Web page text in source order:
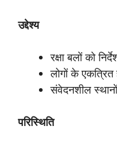
उद्देश्य
रक्षा बलों को
लोगों के एकत्रित
संवेदनशील
परिस्थिति